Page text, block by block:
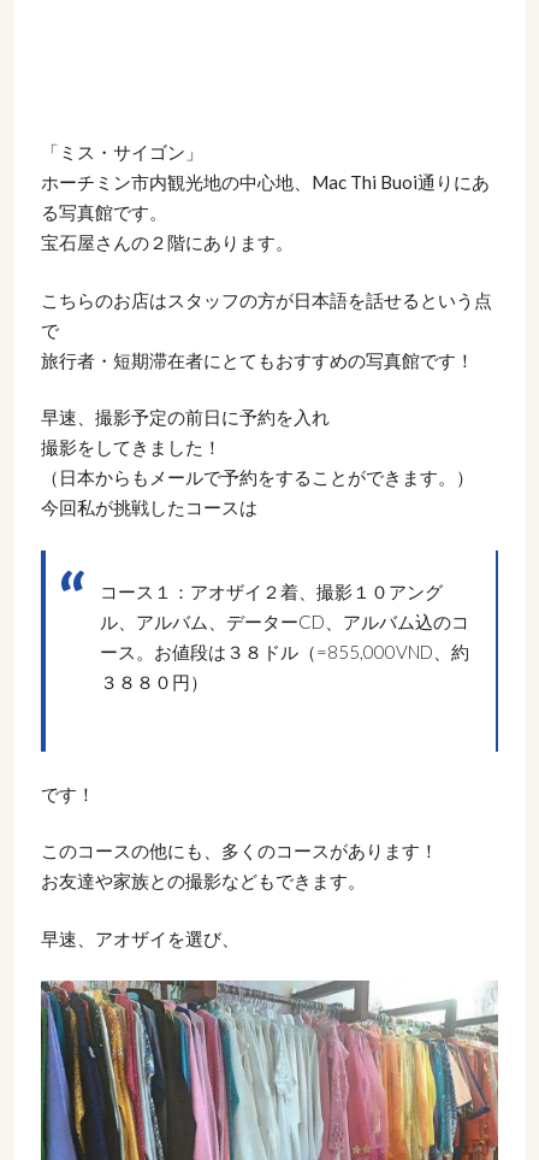
「ミス・サイゴン」
ホーチミン市内観光地の中心地、Mac Thi Buoi通りにあ
る写真館です。
宝石屋さんの２階にあります。
こちらのお店はスタッフの方が日本語を話せるという点
で
旅行者・短期滞在者にとてもおすすめの写真館です！
早速、撮影予定の前日に予約を入れ
撮影をしてきました！
（日本からもメールで予約をすることができます。）
今回私が挑戦したコースは
コース１：アオザイ２着、撮影１０アング
ル、アルバム、データーCD、アルバム込のコ
ース。お値段は３８ドル（=855,000VND、約
３８８０円）
です！
このコースの他にも、多くのコースがあります！
お友達や家族との撮影などもできます。
早速、アオザイを選び、